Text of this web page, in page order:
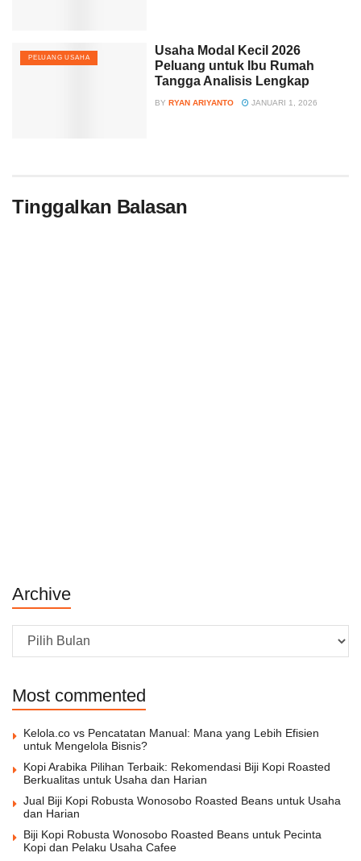
PELUANG USAHA
Usaha Modal Kecil 2026
Peluang untuk Ibu Rumah
Tangga Analisis Lengkap
BY RYAN ARIYANTO JANUARI 1, 2026
Tinggalkan Balasan
Archive
Archive
Most commented
Kelola.co vs Pencatatan Manual: Mana yang Lebih Efisien
untuk Mengelola Bisnis?
Kopi Arabika Pilihan Terbaik: Rekomendasi Biji Kopi Roasted
Berkualitas untuk Usaha dan Harian
Jual Biji Kopi Robusta Wonosobo Roasted Beans untuk Usaha
dan Harian
Biji Kopi Robusta Wonosobo Roasted Beans untuk Pecinta
Kopi dan Pelaku Usaha Cafee